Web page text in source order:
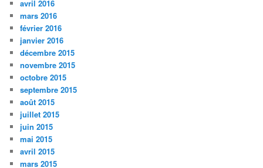
avril 2016
mars 2016
février 2016
janvier 2016
décembre 2015
novembre 2015
octobre 2015
septembre 2015
août 2015
juillet 2015
juin 2015
mai 2015
avril 2015
mars 2015